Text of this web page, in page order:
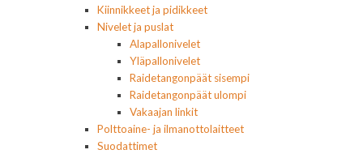
Kiinnikkeet ja pidikkeet
Nivelet ja puslat
Alapallonivelet
Yläpallonivelet
Raidetangonpäät sisempi
Raidetangonpäät ulompi
Vakaajan linkit
Polttoaine- ja ilmanottolaitteet
Suodattimet